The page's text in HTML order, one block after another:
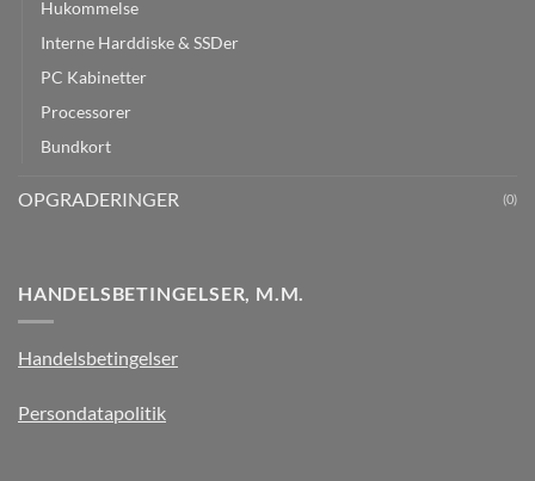
Hukommelse
Interne Harddiske & SSDer
PC Kabinetter
Processorer
Bundkort
OPGRADERINGER (0)
HANDELSBETINGELSER, M.M.
Handelsbetingelser
Persondatapolitik